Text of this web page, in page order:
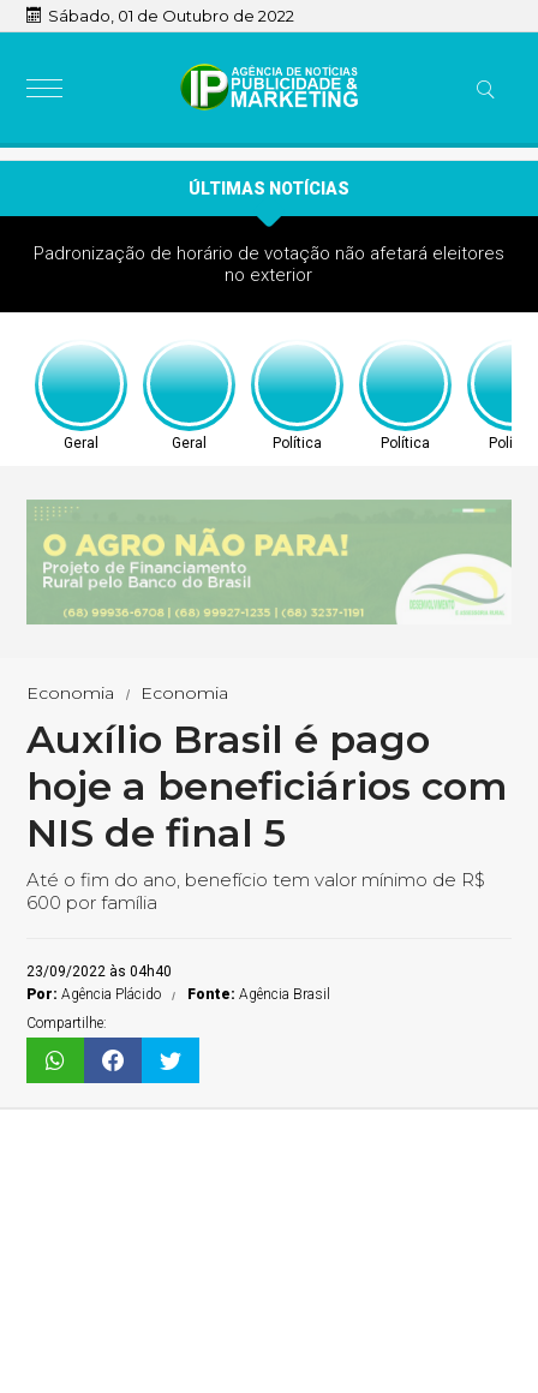
Sábado, 01 de Outubro de 2022
ÚLTIMAS NOTÍCIAS
Padronização de horário de votação não afetará eleitores
no exterior
Geral Geral Política Política Política
Economia Economia
Auxílio Brasil é pago
hoje a beneficiários com
NIS de final 5
Até o fim do ano, benefício tem valor mínimo de R$
600 por família
23/09/2022 às 04h40
Por: Agência Plácido Fonte: Agência Brasil
Compartilhe: